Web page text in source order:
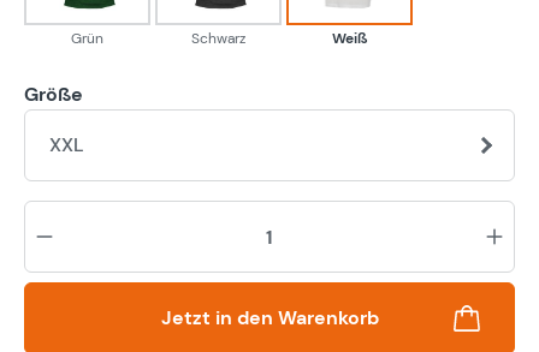
Grün Schwarz Weiß
Größe
XXL
Jetzt in den Warenkorb